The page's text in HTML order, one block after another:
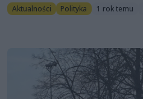
Aktualności Polityka 1 rok temu